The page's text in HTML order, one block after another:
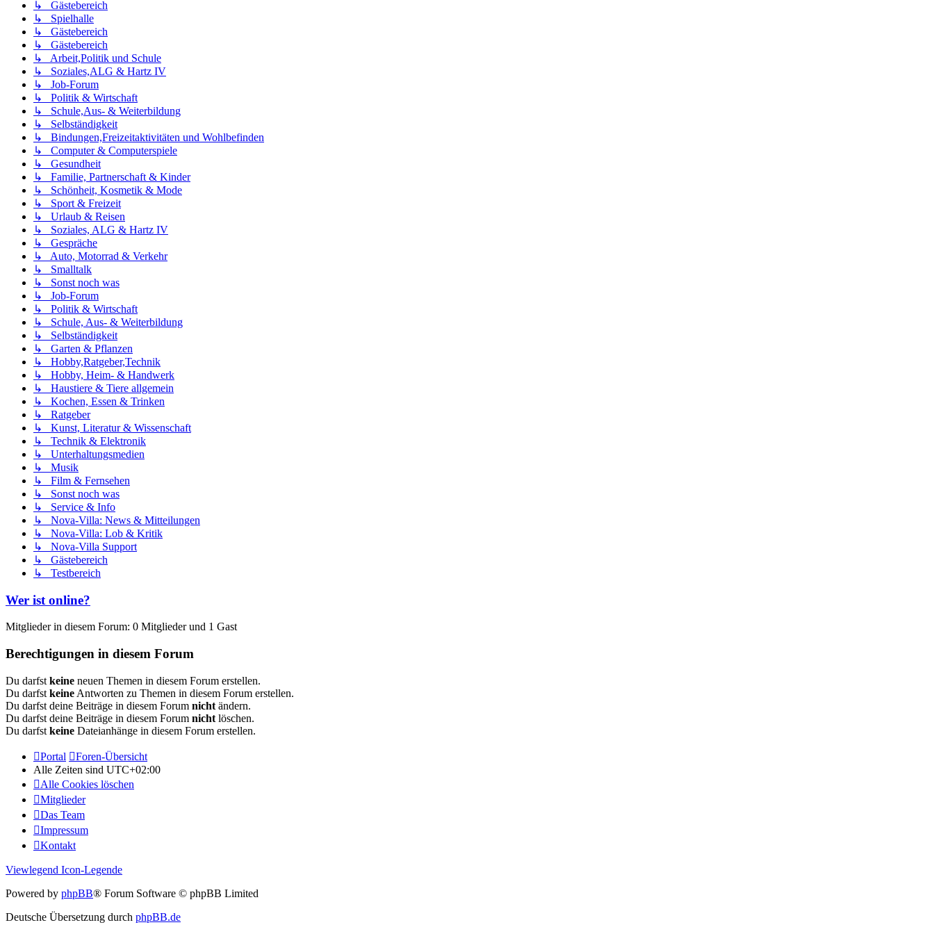
↳ Gästebereich
↳ Spielhalle
↳ Gästebereich
↳ Gästebereich
↳ Arbeit,Politik und Schule
↳ Soziales,ALG & Hartz IV
↳ Job-Forum
↳ Politik & Wirtschaft
↳ Schule,Aus- & Weiterbildung
↳ Selbständigkeit
↳ Bindungen,Freizeitaktivitäten und Wohlbefinden
↳ Computer & Computerspiele
↳ Gesundheit
↳ Familie, Partnerschaft & Kinder
↳ Schönheit, Kosmetik & Mode
↳ Sport & Freizeit
↳ Urlaub & Reisen
↳ Soziales, ALG & Hartz IV
↳ Gespräche
↳ Auto, Motorrad & Verkehr
↳ Smalltalk
↳ Sonst noch was
↳ Job-Forum
↳ Politik & Wirtschaft
↳ Schule, Aus- & Weiterbildung
↳ Selbständigkeit
↳ Garten & Pflanzen
↳ Hobby,Ratgeber,Technik
↳ Hobby, Heim- & Handwerk
↳ Haustiere & Tiere allgemein
↳ Kochen, Essen & Trinken
↳ Ratgeber
↳ Kunst, Literatur & Wissenschaft
↳ Technik & Elektronik
↳ Unterhaltungsmedien
↳ Musik
↳ Film & Fernsehen
↳ Sonst noch was
↳ Service & Info
↳ Nova-Villa: News & Mitteilungen
↳ Nova-Villa: Lob & Kritik
↳ Nova-Villa Support
↳ Gästebereich
↳ Testbereich
Wer ist online?
Mitglieder in diesem Forum: 0 Mitglieder und 1 Gast
Berechtigungen in diesem Forum
Du darfst keine neuen Themen in diesem Forum erstellen.
Du darfst keine Antworten zu Themen in diesem Forum erstellen.
Du darfst deine Beiträge in diesem Forum nicht ändern.
Du darfst deine Beiträge in diesem Forum nicht löschen.
Du darfst keine Dateianhänge in diesem Forum erstellen.
Portal
Foren-Übersicht
Alle Zeiten sind UTC+02:00
Alle Cookies löschen
Mitglieder
Das Team
Impressum
Kontakt
Viewlegend Icon-Legende
Powered by phpBB® Forum Software © phpBB Limited
Deutsche Übersetzung durch phpBB.de